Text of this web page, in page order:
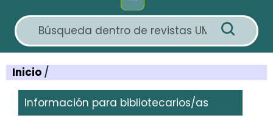
Inicio /
Información para bibliotecarios/as